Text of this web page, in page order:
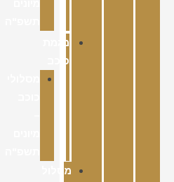
מגמת
כוכב
מסלול